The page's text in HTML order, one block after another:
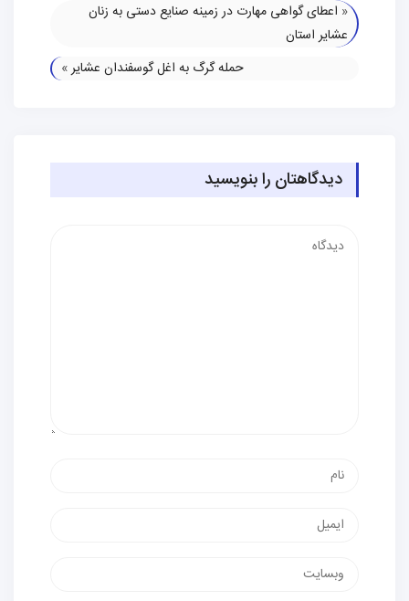
« اعطای گواهی مهارت در زمینه صنایع دستی به زنان
عشایر استان
حمله گرگ به اغل گوسفندان عشایر»
دیدگاهتان را بنویسید
پست
وب‌سایت